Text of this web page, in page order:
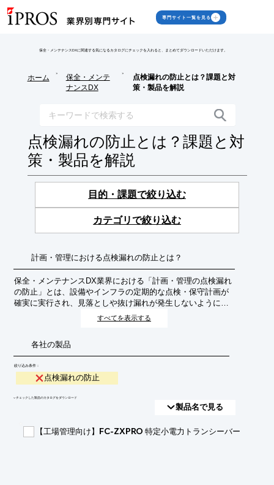
専門サイト一覧を見る
保全・メンテナンスDXに関連する気になるカタログにチェックを入れると、まとめてダウンロードいただけます。
ホーム
>
保全・メンテ
ナンスDX
>
点検漏れの防止とは？課題と対
策・製品を解説
点検漏れの防止とは？課題と対
策・製品を解説
目的・課題で絞り込む
カテゴリで絞り込む
計画・管理における点検漏れの防止とは？
保全・メンテナンスDX業界における「計画・管理の点検漏れ
の防止」とは、設備やインフラの定期的な点検・保守計画が
確実に実行され、見落としや抜け漏れが発生しないように管
理するプロセスを指します。目的は、突発的な故障や事故を
すべてを表示する
各社の製品
絞り込み条件：
点検漏れの防止
​▼チェックした製品のカタログをダウンロード
製品名で見る
【工場管理向け】FC-ZXPRO 特定小電力トランシーバー